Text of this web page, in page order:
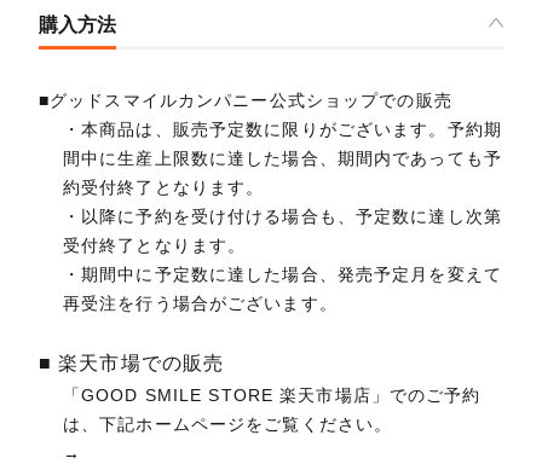
購入方法
■グッドスマイルカンパニー公式ショップでの販売
・本商品は、販売予定数に限りがございます。予約期
間中に生産上限数に達した場合、期間内であっても予
約受付終了となります。
・以降に予約を受け付ける場合も、予定数に達し次第
受付終了となります。
・期間中に予定数に達した場合、発売予定月を変えて
再受注を行う場合がございます。
■ 楽天市場での販売
「GOOD SMILE STORE 楽天市場店」でのご予約
は、下記ホームページをご覧ください。
→